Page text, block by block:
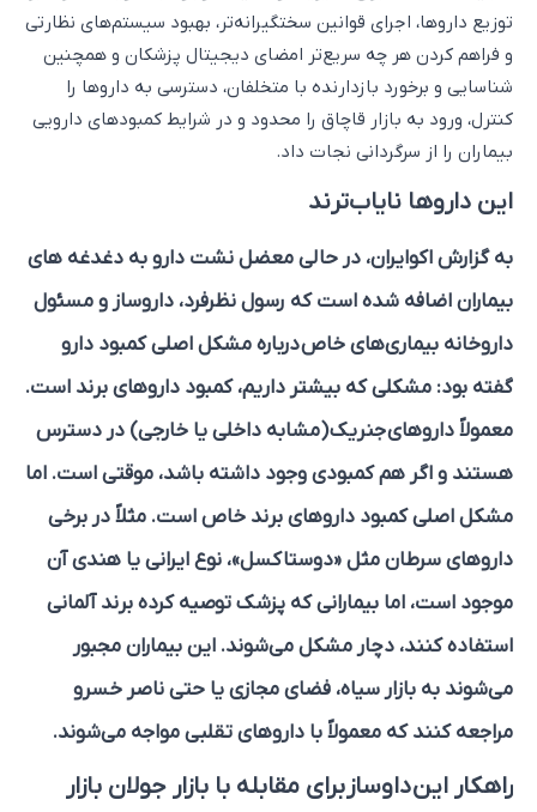
توزیع داروها، اجرای قوانین سختگیرانه‌تر، بهبود سیستم‌های نظارتی
و فراهم کردن هر چه سریع‌تر امضای دیجیتال پزشکان و همچنین
شناسایی و برخورد بازدارنده با متخلفان، دسترسی به داروها را
کنترل، ورود به بازار قاچاق را محدود و در شرایط کمبودهای دارویی
بیماران را از سرگردانی نجات داد.
این داروها نایاب‌ترند
به گزارش اکوایران، در حالی معضل نشت دارو به دغدغه های
بیماران اضافه شده است که رسول نظرفرد، داروساز و مسئول
داروخانه بیماری‌های خاص درباره مشکل اصلی کمبود دارو
گفته بود: مشکلی که بیشتر داریم، کمبود داروهای برند است.
معمولاً داروهای جنریک (مشابه داخلی یا خارجی) در دسترس
هستند و اگر هم کمبودی وجود داشته باشد، موقتی است. اما
مشکل اصلی کمبود داروهای برند خاص است. مثلاً در برخی
داروهای سرطان مثل «دوستاکسل»، نوع ایرانی یا هندی آن
موجود است، اما بیمارانی که پزشک توصیه کرده برند آلمانی
استفاده کنند، دچار مشکل می‌شوند. این بیماران مجبور
می‌شوند به بازار سیاه، فضای مجازی یا حتی ناصر خسرو
مراجعه کنند که معمولاً با داروهای تقلبی مواجه می‌شوند.
راهکار این داوساز برای مقابله با بازار جولان بازار